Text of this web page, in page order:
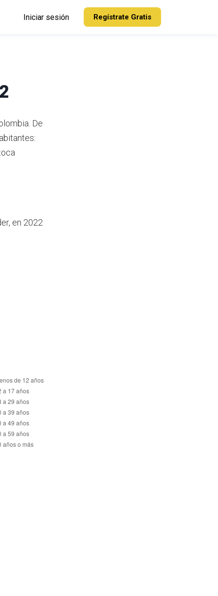
Iniciar sesión Regístrate Gratis
De
en 2022